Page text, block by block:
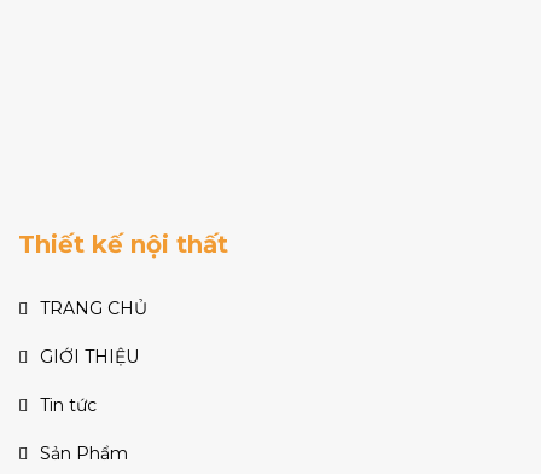
Thiết kế nội thất
TRANG CHỦ
GIỚI THIỆU
Tin tức
Sản Phẩm